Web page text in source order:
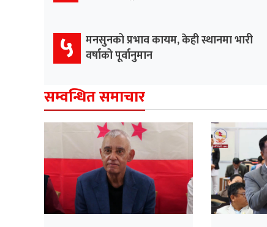
५
मनसुनको प्रभाव कायम, केही स्थानमा भारी
वर्षाको पूर्वानुमान
सम्वन्धित समाचार